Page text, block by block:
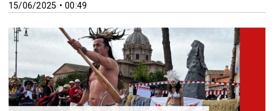
15/06/2025 • 00:49